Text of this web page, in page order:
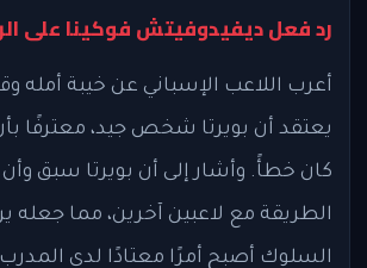
رد فعل ديفيدوفيتش فوكينا على
أعرب اللاعب الإسباني عن خيبة أمله
يعتقد أن بويرتا شخص جيد، معترفًا
كان خطأً. وأشار إلى أن بويرتا سبق
الطريقة مع لاعبين آخرين، مما جعله
السلوك أصبح أمرًا معتادًا لدى